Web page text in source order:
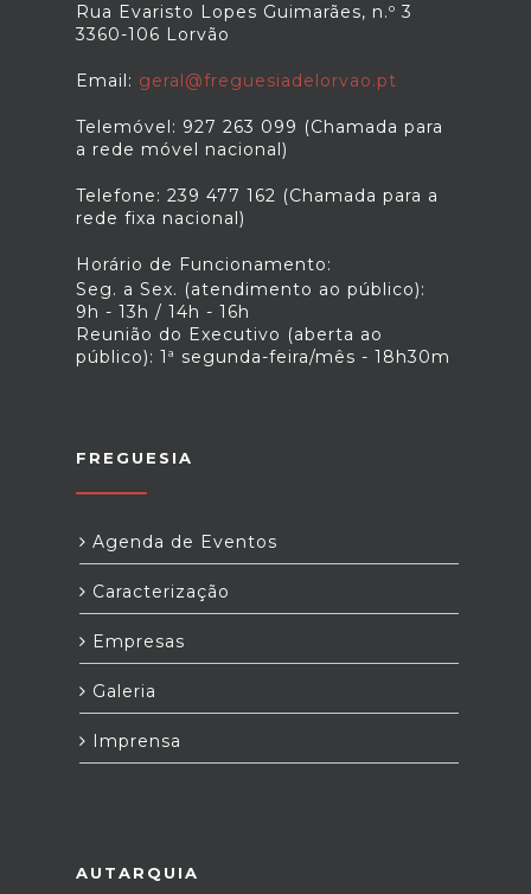
Rua Evaristo Lopes Guimarães, n.º 3
3360-106 Lorvão
Email: geral@freguesiadelorvao.pt
Telemóvel: 927 263 099 (Chamada para
a rede móvel nacional)
Telefone: 239 477 162 (Chamada para a
rede fixa nacional)
Horário de Funcionamento:
Seg. a Sex. (atendimento ao público):
9h - 13h / 14h - 16h
Reunião do Executivo (aberta ao
público): 1ª segunda-feira/mês - 18h30m
FREGUESIA
Agenda de Eventos
Caracterização
Empresas
Galeria
Imprensa
AUTARQUIA